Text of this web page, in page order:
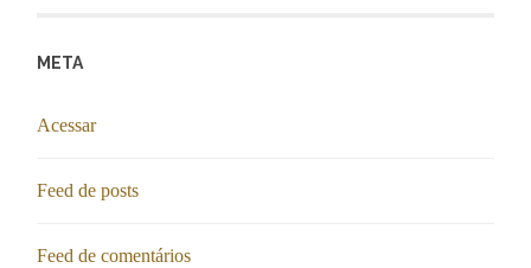
META
Acessar
Feed de posts
Feed de comentários